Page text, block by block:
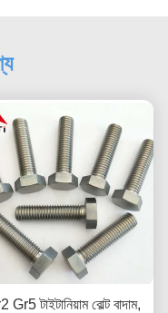
Gr5 টাইটানিয়াম বোল্ট বাদাম,